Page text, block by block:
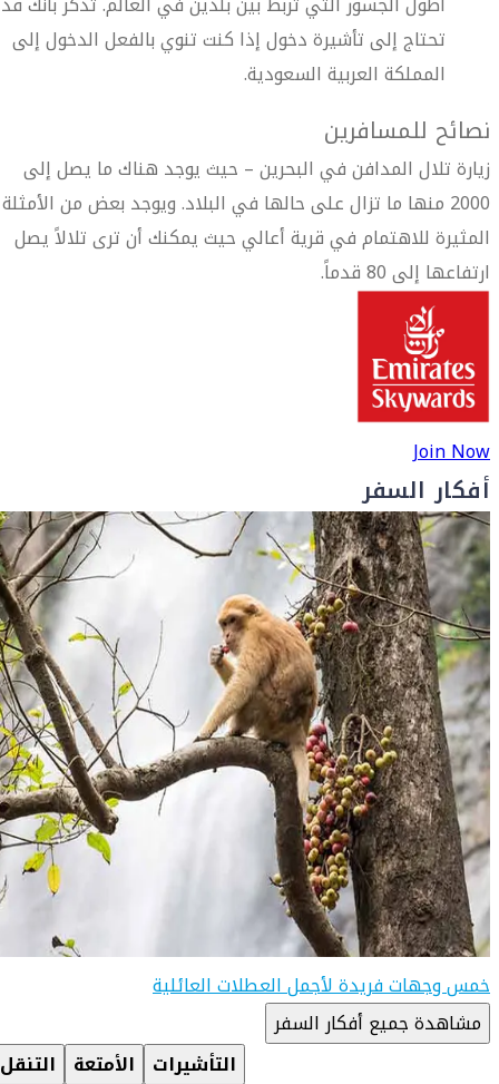
تحتاج إلى تأشيرة دخول إذا كنت تنوي بالفعل الدخول إلى
المملكة العربية السعودية.
نصائح للمسافرين
زيارة تلال المدافن في البحرين – حيث يوجد هناك ما يصل إلى
2000 منها ما تزال على حالها في البلاد. ويوجد بعض من الأمثلة
المثيرة للاهتمام في قرية أعالي حيث يمكنك أن ترى تلالاً يصل
ارتفاعها إلى 80 قدماً.
Join Now
أفكار السفر
خمس وجهات فريدة لأجمل العطلات العائلية
مشاهدة جميع أفكار السفر
التنقل الأمتعة التأشيرات